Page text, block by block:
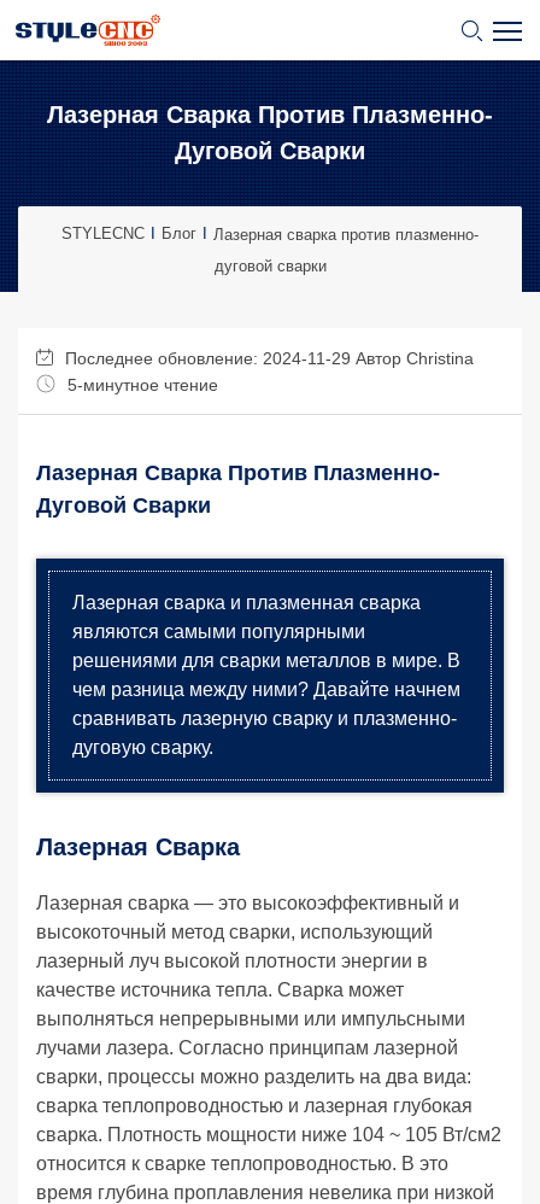
Лазерная Сварка Против Плазменно-
Дуговой Сварки
STYLECNC Блог
Лазерная сварка против плазменно-
дуговой сварки
Последнее обновление: 2024-11-29 Автор Christina
5-минутное чтение
Лазерная Сварка Против Плазменно-
Дуговой Сварки
Лазерная сварка и плазменная сварка
являются самыми популярными
решениями для сварки металлов в мире. В
чем разница между ними? Давайте начнем
сравнивать лазерную сварку и плазменно-
дуговую сварку.
Лазерная Сварка
Лазерная сварка — это высокоэффективный и
высокоточный метод сварки, использующий
лазерный луч высокой плотности энергии в
качестве источника тепла. Сварка может
выполняться непрерывными или импульсными
лучами лазера. Согласно принципам лазерной
сварки, процессы можно разделить на два вида:
сварка теплопроводностью и лазерная глубокая
сварка. Плотность мощности ниже 104 ~ 105 Вт/см2
относится к сварке теплопроводностью. В это
время глубина проплавления невелика при низкой